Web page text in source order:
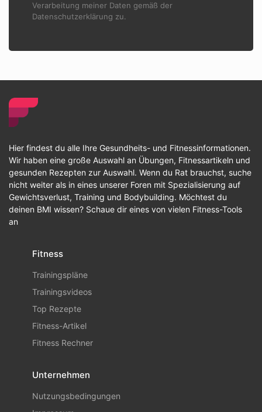
Verarbeitung meiner Daten gemäß der
Datenschutzerklärung zu.
Hier findest du alle Ihre Gesundheits- und Fitnessinformationen.
Wir haben eine große Auswahl an Übungen, Fitnessartikeln und
gesunden Rezepten zur Auswahl. Wenn du Rat brauchst, suche
nicht weiter als in eines unserer Foren mit Spezialisierung auf
Gewichtsverlust, Training und Bodybuilding. Möchtest du
deinen BMI wissen? Schaue dir eines von vielen Fitness-Tools
an
Fitness
Trainingspläne
Trainingsvideos
Top Rezepte
Fitness-Artikel
Fitness Rechner
Unternehmen
Nutzungsbedingungen